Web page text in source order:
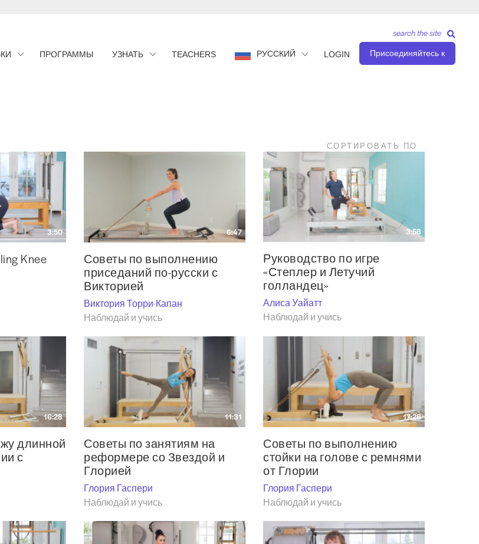
ПРОГРАММЫ УЗНАТЬ TEACHERS РУССКИЙ LOGIN Присоединяйтесь к
search the site
СОРТИРОВАТЬ ПО
3:50
Knee
6:47
Советы по выполнению
приседаний по-русски с
Викторией
Виктория Торри-Капан
Наблюдай и учись
3:58
Руководство по игре
«Степлер и Летучий
голландец»
Алиса Уайатт
Наблюдай и учись
16:28
длинной
с
11:31
Советы по занятиям на
реформере со Звездой и
Глорией
Глория Гаспери
Наблюдай и учись
17:28
Советы по выполнению
стойки на голове с ремнями
от Глории
Глория Гаспери
Наблюдай и учись